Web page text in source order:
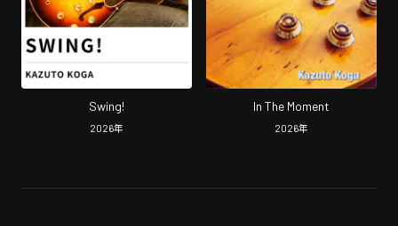
Swing!
2026年
In The Moment
2026年